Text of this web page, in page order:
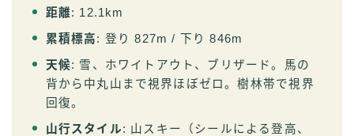
距離: 12.1km
累積標高: 登り 827m / 下り 846m
天候: 雪、ホワイトアウト、ブリザード。馬の
背から中丸山まで視界ほぼゼロ。樹林帯で視界
回復。
山行スタイル: 山スキー（シールによる登高、